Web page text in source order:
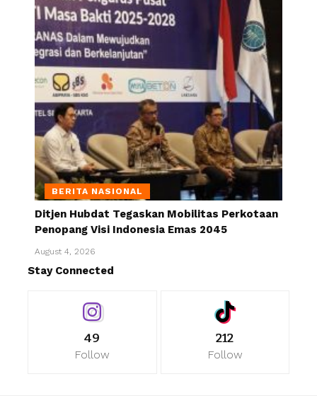
BERITA NASIONAL
Ditjen Hubdat Tegaskan Mobilitas Perkotaan
Penopang Visi Indonesia Emas 2045
August 4, 2026
Stay Connected
49
Follow
212
Follow